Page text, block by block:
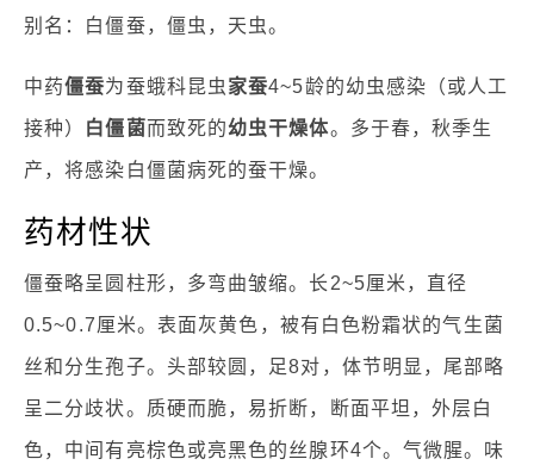
别名：白僵蚕，僵虫，天虫。
中药僵蚕为蚕蛾科昆虫 家蚕4~5龄的幼虫感染（或人工
接种） 白僵菌而致死的幼虫干燥体。多于春，秋季生
产，将感染白僵菌病死的蚕干燥。
药材性状
僵蚕略呈圆柱形，多弯曲皱缩。长2~5厘米，直径
0.5~0.7厘米。表面灰黄色，被有白色粉霜状的气生菌
丝和分生孢子。头部较圆，足8对，体节明显，尾部略
呈二分歧状。质硬而脆，易折断，断面平坦，外层白
色，中间有亮棕色或亮黑色的丝腺环4个。气微腥。味